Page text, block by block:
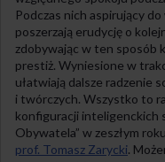
Podczas nich aspirujący
poszerzają erudycję o
zdobywając w ten sposób
prestiż. Wyniesione w
ułatwiają dalsze radzenie
i twórczych. Wszystko to
konfiguracji inteligenckich
Obywatela” w zeszłym
prof. Tomasz Zarycki.